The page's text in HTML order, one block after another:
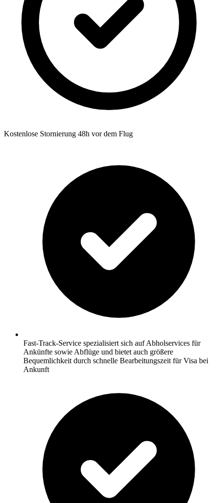
Kostenlose Stornierung 48h vor dem Flug
Fast-Track-Service spezialisiert sich auf Abholservices für
Ankünfte sowie Abflüge und bietet auch größere
Bequemlichkeit durch schnelle Bearbeitungszeit für Visa bei
Ankunft